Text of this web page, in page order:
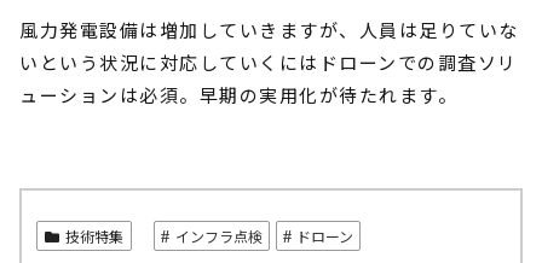
風力発電設備は増加していきますが、人員は足りていな
いという状況に対応していくにはドローンでの調査ソリ
ューションは必須。早期の実用化が待たれます。
技術特集 インフラ点検 ドローン